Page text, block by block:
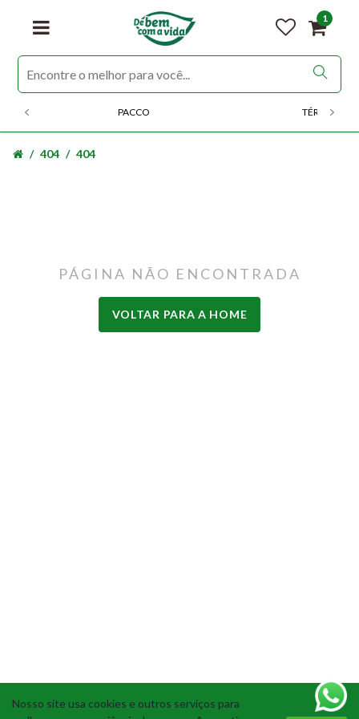
Nosso site usa cookies e outros serviços para
1
PACCO TÉRMICOS
404 404
PÁGINA NÃO ENCONTRADA
VOLTAR PARA A HOME